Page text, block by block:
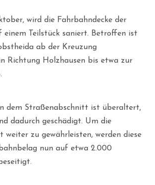
wird die Fahrbahndecke der
einem Teilstück saniert. Betroffen ist
ab der Kreuzung
Richtung Holzhausen bis etwa zur
dem Straßenabschnitt ist überaltert,
dadurch geschädigt. Um die
weiter zu gewährleisten, werden diese
nun auf etwa 2.000